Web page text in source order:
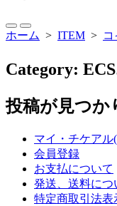
ー
じ
検
索
り
え
メ
ニ
ー
ホーム > ITEM > コ
Category:
投稿が見つか
マイ・チケア
会員登録
お支払について
発送、送料につ
特定商取引法表